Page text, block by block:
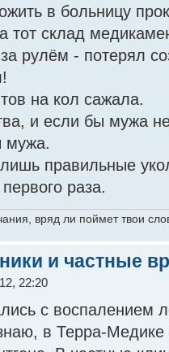
в больницу
тот склад
рулём - потерял
на кол сажала.
и если бы мужа
мужа.
правильные
раза.
вряд ли поймет твои
и частные
22:20
с воспалением
в Терра-